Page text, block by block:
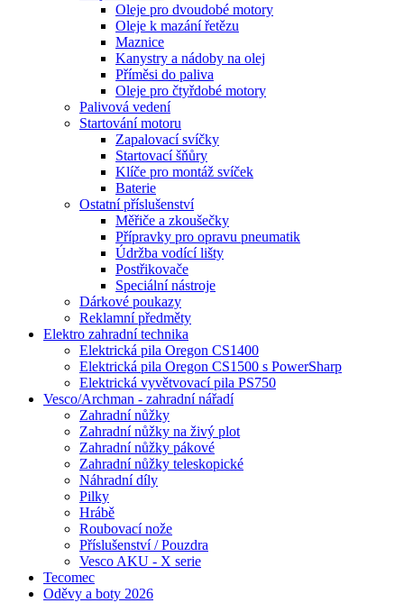
Oleje pro dvoudobé motory
Oleje k mazání řetězu
Maznice
Kanystry a nádoby na olej
Příměsi do paliva
Oleje pro čtyřdobé motory
Palivová vedení
Startování motoru
Zapalovací svíčky
Startovací šňůry
Klíče pro montáž svíček
Baterie
Ostatní příslušenství
Měřiče a zkoušečky
Přípravky pro opravu pneumatik
Údržba vodící lišty
Postřikovače
Speciální nástroje
Dárkové poukazy
Reklamní předměty
Elektro zahradní technika
Elektrická pila Oregon CS1400
Elektrická pila Oregon CS1500 s PowerSharp
Elektrická vyvětvovací pila PS750
Vesco/Archman - zahradní nářadí
Zahradní nůžky
Zahradní nůžky na živý plot
Zahradní nůžky pákové
Zahradní nůžky teleskopické
Náhradní díly
Pilky
Hrábě
Roubovací nože
Příslušenství / Pouzdra
Vesco AKU - X serie
Tecomec
Oděvy a boty 2026